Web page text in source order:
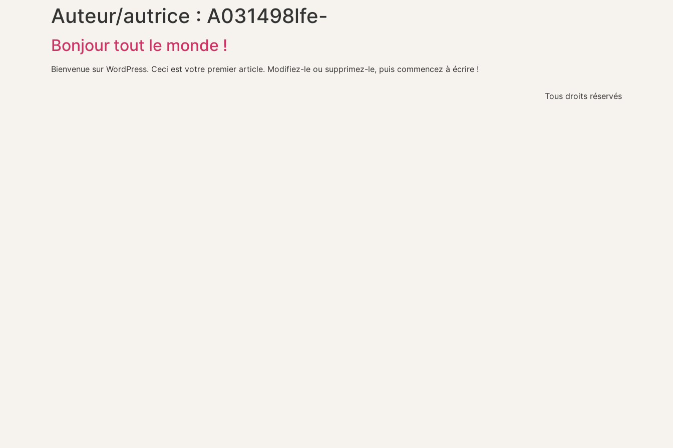
Auteur/autrice : A031498lfe-
Bonjour tout le monde !
Bienvenue sur WordPress. Ceci est votre premier article. Modifiez-le ou supprimez-le, puis commencez à écrire !
Tous droits réservés